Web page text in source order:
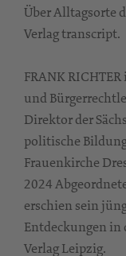
Über Alltagsorte
Verlag transcript.
FRANK
und
Direktor der
politische
Frauenkirche
2024
erschien sein
Entdeckungen in
Verlag Leipzig.